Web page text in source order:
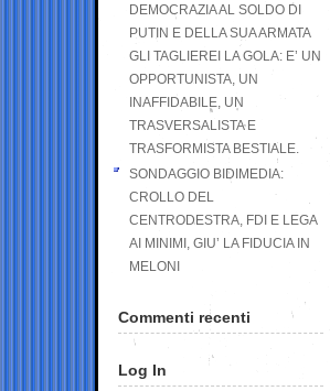
DEMOCRAZIA AL SOLDO DI
PUTIN E DELLA SUA ARMATA
GLI TAGLIEREI LA GOLA: E’ UN
OPPORTUNISTA, UN
INAFFIDABILE, UN
TRASVERSALISTA E
TRASFORMISTA BESTIALE.
SONDAGGIO BIDIMEDIA:
CROLLO DEL
CENTRODESTRA, FDI E LEGA
AI MINIMI, GIU’ LA FIDUCIA IN
MELONI
Commenti recenti
Log In